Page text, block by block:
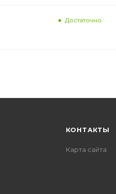
Достаточно
КОНТАКТЫ
Карта сайта